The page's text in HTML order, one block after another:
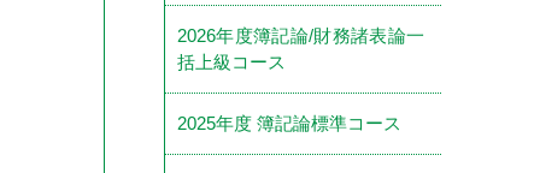
2026年度簿記論/財務諸表論一
括上級コース
2025年度 簿記論標準コース